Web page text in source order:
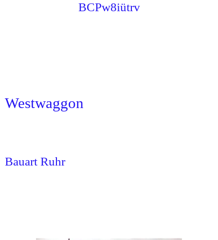
BCPw8iütrv
Westwaggon
Bauart Ruhr